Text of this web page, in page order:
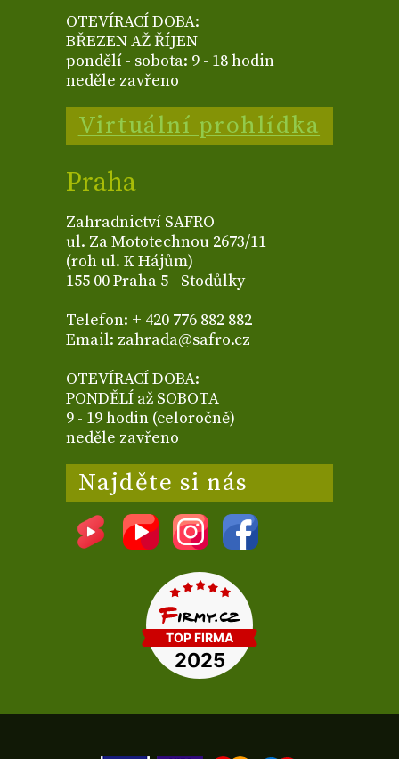
OTEVÍRACÍ DOBA:
BŘEZEN AŽ ŘÍJEN
pondělí - sobota: 9 - 18 hodin
neděle zavřeno
Virtuální prohlídka
Praha
Zahradnictví SAFRO
ul. Za Mototechnou 2673/11
(roh ul. K Hájům)
155 00 Praha 5 - Stodůlky
Telefon: + 420 776 882 882
Email: zahrada@safro.cz
OTEVÍRACÍ DOBA:
PONDĚLÍ až SOBOTA
9 - 19 hodin (celoročně)
neděle zavřeno
Najděte si nás